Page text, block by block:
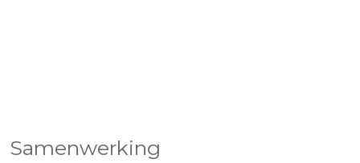
Samenwerking